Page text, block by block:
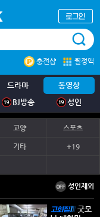
충전샵 월정액
드라마
동영상
BJ방송 성인
교양 스포츠
기타 +19
성인제외
굿모